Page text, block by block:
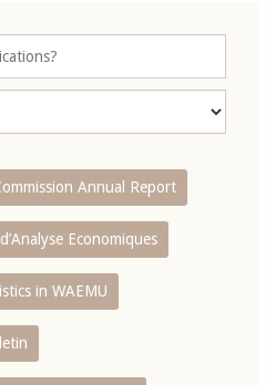
Annual Report
Economiques
in WAEMU